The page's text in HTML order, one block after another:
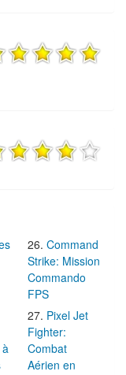
Command
Strike: Mission
Commando
FPS
Pixel Jet
Fighter:
Combat
Aérien en